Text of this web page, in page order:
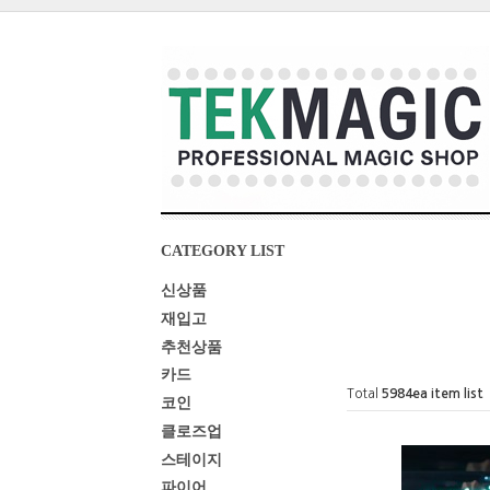
CATEGORY LIST
신상품
재입고
추천상품
카드
코인
클로즈업
스테이지
Total 5984ea item list